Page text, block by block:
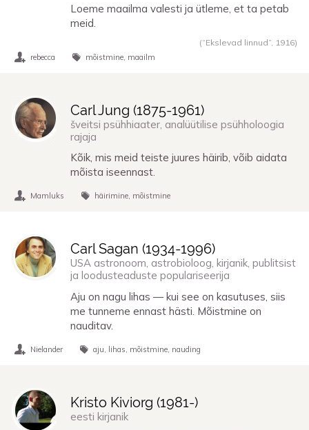
Loeme maailma valesti ja ütleme, et ta petab
meid.
(“Ekslevad linnud”, 1916)
rebecca mõistmine maailm
Carl Jung (1875-1961)
šveitsi psühhiaater, analüütilise psühholoogia
rajaja
Kõik, mis meid teiste juures häirib, võib aidata
mõista iseennast.
Mamluks häirimine mõistmine
Carl Sagan (1934-1996)
USA astronoom, astrobioloog, kirjanik, publitsist
ja loodusteaduste populariseerija
Aju on nagu lihas — kui see on kasutuses, siis
me tunneme ennast hästi. Mõistmine on
nauditav.
Nielander aju lihas mõistmine nauding
Kristo Kiviorg (1981-)
eesti kirjanik